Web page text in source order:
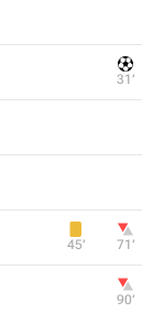
31‎’‎
45‎’‎ 71‎’‎
90‎’‎